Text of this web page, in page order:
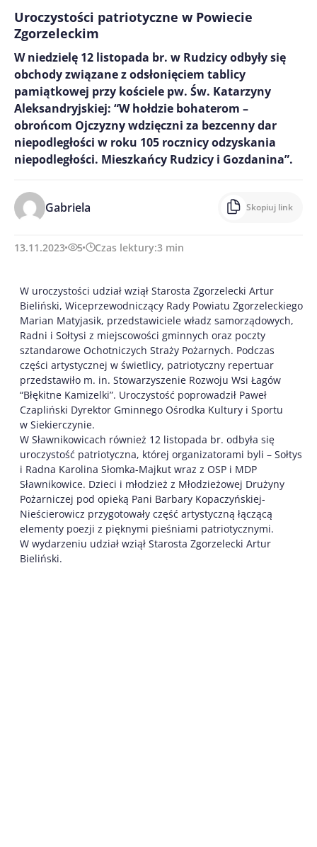
Uroczystości patriotyczne w Powiecie
Zgorzeleckim
W niedzielę 12 listopada br. w Rudzicy odbyły się
obchody związane z odsłonięciem tablicy
pamiątkowej przy kościele pw. Św. Katarzyny
Aleksandryjskiej: “W hołdzie bohaterom –
obrońcom Ojczyzny wdzięczni za bezcenny dar
niepodległości w roku 105 rocznicy odzyskania
niepodległości. Mieszkańcy Rudzicy i Gozdanina”.
Gabriela Skopiuj link
13.11.2023 5 Czas lektury:3 min
W uroczystości udział wziął Starosta Zgorzelecki Artur
Bieliński, Wiceprzewodniczący Rady Powiatu Zgorzeleckiego
Marian Matyjasik, przedstawiciele władz samorządowych,
Radni i Sołtysi z miejscowości gminnych oraz poczty
sztandarowe Ochotniczych Straży Pożarnych. Podczas
części artystycznej w świetlicy, patriotyczny repertuar
przedstawiło m. in. Stowarzyszenie Rozwoju Wsi Łagów
“Błękitne Kamizelki”. Uroczystość poprowadził Paweł
Czapliński Dyrektor Gminnego Ośrodka Kultury i Sportu
w Siekierczynie.
W Sławnikowicach również 12 listopada br. odbyła się
uroczystość patriotyczna, której organizatorami byli – Sołtys
i Radna Karolina Słomka-Majkut wraz z OSP i MDP
Sławnikowice. Dzieci i młodzież z Młodzieżowej Drużyny
Pożarniczej pod opieką Pani Barbary Kopaczyńskiej-
Nieścierowicz przygotowały część artystyczną łączącą
elementy poezji z pięknymi pieśniami patriotycznymi.
W wydarzeniu udział wziął Starosta Zgorzelecki Artur
Bieliński.